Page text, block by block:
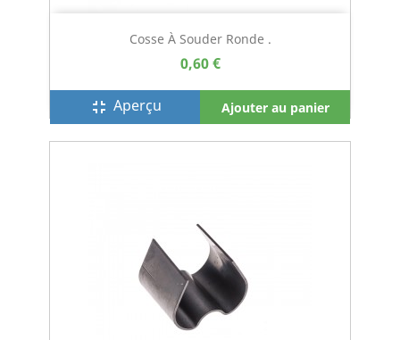
Cosse À Souder Ronde .
0,60 €
fullscreen_exit Aperçu Ajouter au panier